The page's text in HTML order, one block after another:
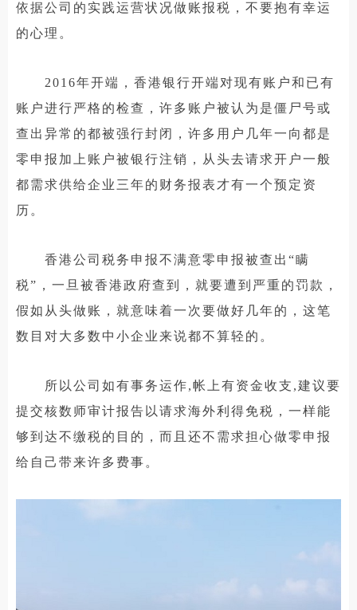
依据公司的实践运营状况做账报税，不要抱有幸运
的心理。
2016年开端，香港银行开端对现有账户和已有
账户进行严格的检查，许多账户被认为是僵尸号或
查出异常的都被强行封闭，许多用户几年一向都是
零申报加上账户被银行注销，从头去请求开户一般
都需求供给企业三年的财务报表才有一个预定资
历。
香港公司税务申报不满意零申报被查出“瞒
税”，一旦被香港政府查到，就要遭到严重的罚款，
假如从头做账，就意味着一次要做好几年的，这笔
数目对大多数中小企业来说都不算轻的。
所以公司如有事务运作,帐上有资金收支,建议要
提交核数师审计报告以请求海外利得免税，一样能
够到达不缴税的目的，而且还不需求担心做零申报
给自己带来许多费事。